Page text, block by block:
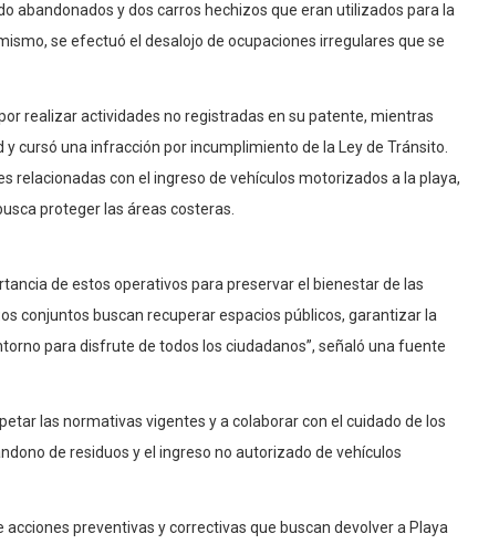
abandonados y dos carros hechizos que eran utilizados para la
se efectuó el desalojo de ocupaciones irregulares que se
realizar actividades no registradas en su patente, mientras
cursó una infracción por incumplimiento de la Ley de Tránsito.
relacionadas con el ingreso de vehículos motorizados a la playa,
proteger las áreas costeras.
de estos operativos para preservar el bienestar de las
conjuntos buscan recuperar espacios públicos, garantizar la
para disfrute de todos los ciudadanos”, señaló una fuente
las normativas vigentes y a colaborar con el cuidado de los
de residuos y el ingreso no autorizado de vehículos
preventivas y correctivas que buscan devolver a Playa